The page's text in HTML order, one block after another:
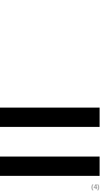
(4)